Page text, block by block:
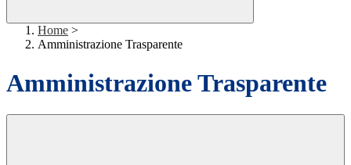
Home >
Amministrazione Trasparente
Amministrazione Trasparente